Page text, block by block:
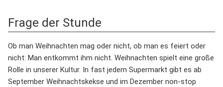
Frage der Stunde
Ob man Weihnachten mag oder nicht, ob man es feiert oder
nicht: Man entkommt ihm nicht. Weihnachten spielt eine große
Rolle in unserer Kultur. In fast jedem Supermarkt gibt es ab
September Weihnachtskekse und im Dezember non-stop